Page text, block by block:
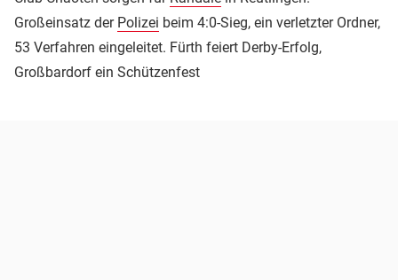
Großeinsatz der Polizei beim 4:0-Sieg, ein verletzter Ordner,
53 Verfahren eingeleitet. Fürth feiert Derby-Erfolg,
Großbardorf ein Schützenfest